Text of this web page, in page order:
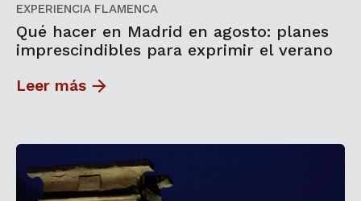
EXPERIENCIA FLAMENCA
Qué hacer en Madrid en agosto: planes
imprescindibles para exprimir el verano
Leer más